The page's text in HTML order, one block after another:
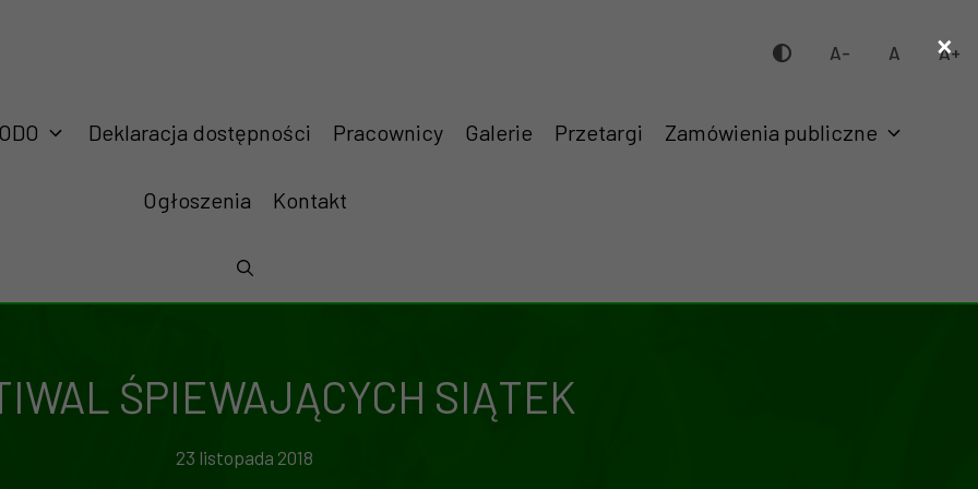
A- A A+
Deklaracja dostępności Pracownicy Galerie Przetargi Zamówienia publiczne
Ogłoszenia Kontakt
ŚPIEWAJĄCYCH SIĄTEK
23 listopada 2018
×